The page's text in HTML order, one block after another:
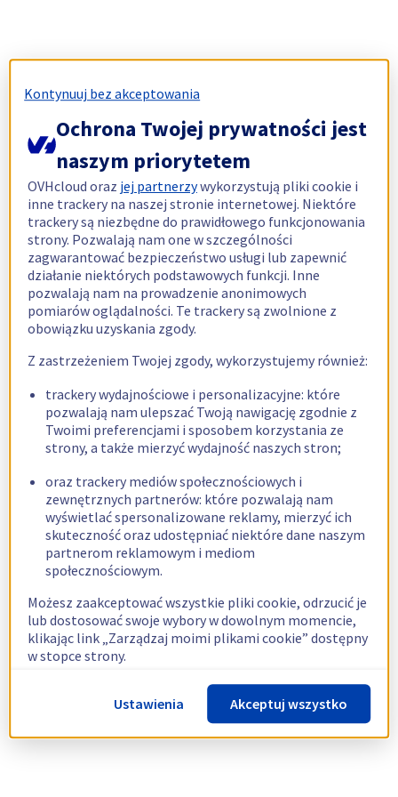
Kontynuuj bez akceptowania
Ochrona Twojej prywatności jest
naszym priorytetem
OVHcloud oraz jej partnerzywykorzystują pliki cookie i
inne trackery na naszej stronie internetowej. Niektóre
trackery są niezbędne do prawidłowego funkcjonowania
strony. Pozwalają nam one w szczególności
zagwarantować bezpieczeństwo usługi lub zapewnić
działanie niektórych podstawowych funkcji. Inne
pozwalają nam na prowadzenie anonimowych
pomiarów oglądalności. Te trackery są zwolnione z
obowiązku uzyskania zgody.
Z zastrzeżeniem Twojej zgody, wykorzystujemy również:
trackery wydajnościowe i personalizacyjne: które
pozwalają nam ulepszać Twoją nawigację zgodnie z
Twoimi preferencjami i sposobem korzystania ze
strony, a także mierzyć wydajność naszych stron;
oraz trackery mediów społecznościowych i
zewnętrznych partnerów: które pozwalają nam
wyświetlać spersonalizowane reklamy, mierzyć ich
skuteczność oraz udostępniać niektóre dane naszym
partnerom reklamowym i mediom
społecznościowym.
Możesz zaakceptować wszystkie pliki cookie, odrzucić je
lub dostosować swoje wybory w dowolnym momencie,
klikając link „Zarządzaj moimi plikami cookie” dostępny
w stopce strony.
Więcej informacji znajdziesz w naszejpolityce
dotyczącej wykorzystywania plików cookie.
Ustawienia Akceptuj wszystko